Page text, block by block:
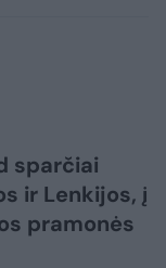
sparčiai
ir Lenkijos, į
pramonės